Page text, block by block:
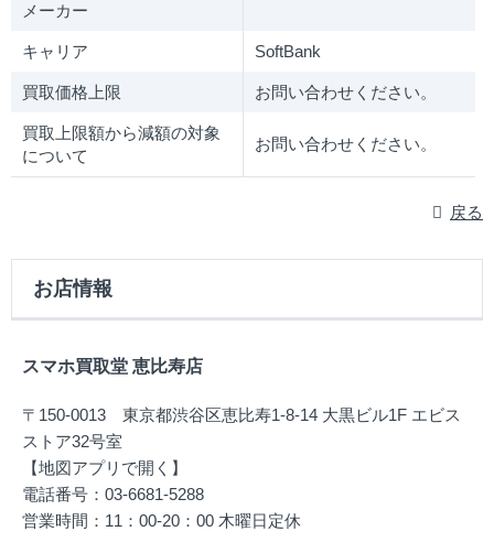
メーカー
キャリア SoftBank
買取価格上限 お問い合わせください。
買取上限額から減額の対象
について
お問い合わせください。
戻る
お店情報
スマホ買取堂 恵比寿店
〒150-0013 東京都渋谷区恵比寿1-8-14 大黒ビル1F エビス
ストア32号室
【地図アプリで開く】
電話番号：03-6681-5288
営業時間：11：00-20：00 木曜日定休